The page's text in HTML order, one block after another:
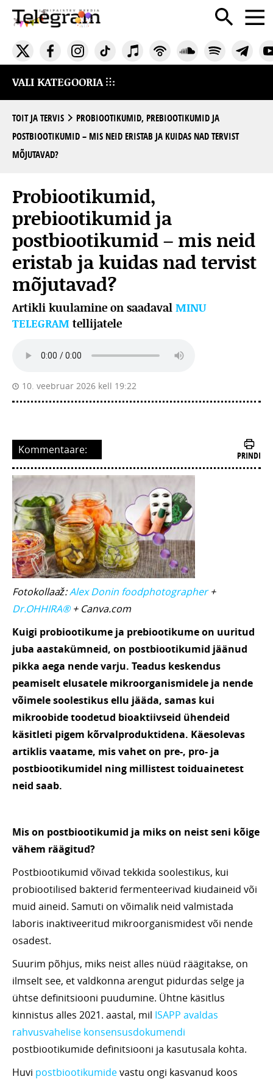
VALI KATEGOORIA
TOIT JA TERVIS
PROBIOOTIKUMID, PREBIOOTIKUMID JA
POSTBIOOTIKUMID – MIS NEID ERISTAB JA KUIDAS NAD TERVIST
MÕJUTAVAD?
Probiootikumid,
prebiootikumid ja
postbiootikumid – mis neid
eristab ja kuidas nad tervist
mõjutavad?
Artikli kuulamine on saadaval MINU
TELEGRAM tellijatele
10. veebruar 2026 kell 19:22
Kommentaare: PRINDI
Fotokollaaž:Alex Donin foodphotographer+
Dr.OHHIRA®+ Canva.com
Kuigi probiootikume ja prebiootikume on uuritud
juba aastakümneid, on postbiootikumid jäänud
pikka aega nende varju. Teadus keskendus
peamiselt elusatele mikroorganismidele ja nende
võimele soolestikus ellu jääda, samas kui
mikroobide toodetud bioaktiivseid ühendeid
käsitleti pigem kõrvalproduktidena. Käesolevas
artiklis vaatame, mis vahet on pre-, pro- ja
postbiootikumidel ning millistest toiduainetest
neid saab.
Mis on postbiootikumid ja miks on neist seni kõige
vähem räägitud?
Postbiootikumid võivad tekkida soolestikus, kui
probiootilised bakterid fermenteerivad kiudaineid või
muid aineid. Samuti on võimalik neid valmistada
laboris inaktiveeritud mikroorganismidest või nende
osadest.
Suurim põhjus, miks neist alles nüüd räägitakse, on
ilmselt see, et valdkonna arengut pidurdas selge ja
ühtse definitsiooni puudumine. Ühtne käsitlus
kinnistus alles 2021. aastal, mil ISAPP avaldas
rahvusvahelise konsensusdokumendi
postbiootikumide definitsiooni ja kasutusala kohta.
Huvi postbiootikumidevastu ongi kasvanud koos